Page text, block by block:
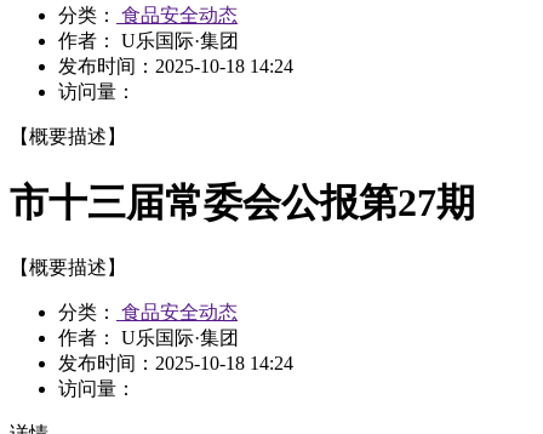
分类：
食品安全动态
作者： U乐国际·集团
发布时间： 2025-10-18 14:24
访问量：
【概要描述】
市十三届常委会公报第27期
【概要描述】
分类：
食品安全动态
作者： U乐国际·集团
发布时间： 2025-10-18 14:24
访问量：